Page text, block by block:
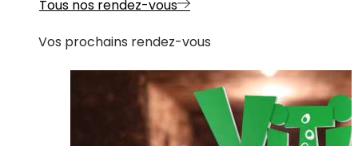
Tous nos rendez-vous
Vos prochains rendez-vous